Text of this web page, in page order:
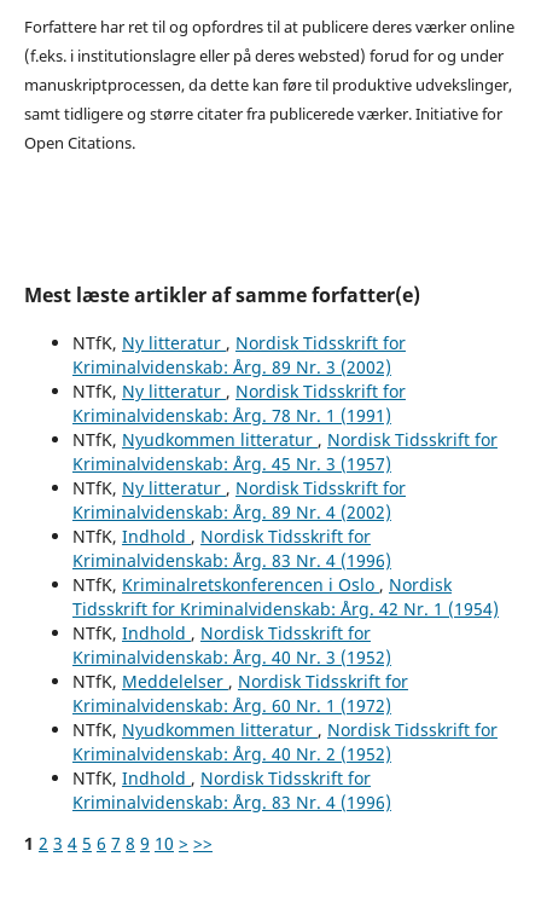
Forfattere har ret til og opfordres til at publicere deres værker online
(f.eks. i institutionslagre eller på deres websted) forud for og under
manuskriptprocessen, da dette kan føre til produktive udvekslinger,
samt tidligere og større citater fra publicerede værker. Initiative for
Open Citations.
Mest læste artikler af samme forfatter(e)
NTfK, Ny litteratur , Nordisk Tidsskrift for
Kriminalvidenskab: Årg. 89 Nr. 3 (2002)
NTfK, Ny litteratur , Nordisk Tidsskrift for
Kriminalvidenskab: Årg. 78 Nr. 1 (1991)
NTfK, Nyudkommen litteratur , Nordisk Tidsskrift for
Kriminalvidenskab: Årg. 45 Nr. 3 (1957)
NTfK, Ny litteratur , Nordisk Tidsskrift for
Kriminalvidenskab: Årg. 89 Nr. 4 (2002)
NTfK, Indhold , Nordisk Tidsskrift for
Kriminalvidenskab: Årg. 83 Nr. 4 (1996)
NTfK, Kriminalretskonferencen i Oslo , Nordisk
Tidsskrift for Kriminalvidenskab: Årg. 42 Nr. 1 (1954)
NTfK, Indhold , Nordisk Tidsskrift for
Kriminalvidenskab: Årg. 40 Nr. 3 (1952)
NTfK, Meddelelser , Nordisk Tidsskrift for
Kriminalvidenskab: Årg. 60 Nr. 1 (1972)
NTfK, Nyudkommen litteratur , Nordisk Tidsskrift for
Kriminalvidenskab: Årg. 40 Nr. 2 (1952)
NTfK, Indhold , Nordisk Tidsskrift for
Kriminalvidenskab: Årg. 83 Nr. 4 (1996)
1 2 3 4 5 6 7 8 9 10 > >>